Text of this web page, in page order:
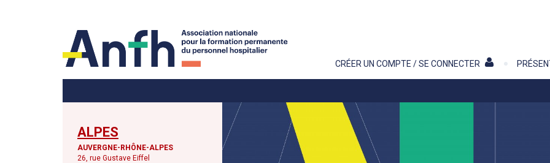
CRÉER UN COMPTE / SE CONNECTER
ALPES
AUVERGNE-RHÔNE-ALPES
26, rue Gustave Eiffel